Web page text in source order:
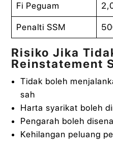
Fi Peguam
Penalti SSM
Risiko Jika
Reinstatement
Tidak boleh
sah
Harta syarikat boleh
Pengarah boleh
Kehilangan peluang